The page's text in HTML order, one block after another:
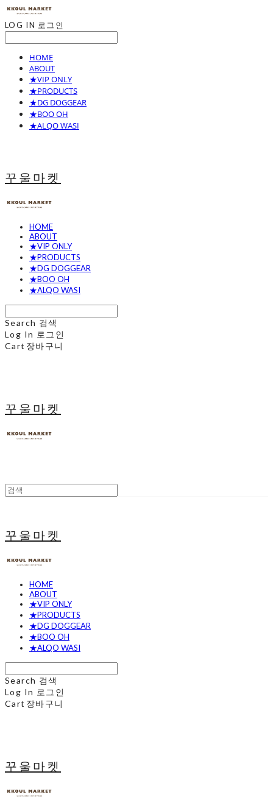
LOG IN 로그인
HOME
ABOUT
★VIP ONLY
★PRODUCTS
★DG DOGGEAR
★BOO OH
★ALQO WASI
꾸울마켓
HOME
ABOUT
★VIP ONLY
★PRODUCTS
★DG DOGGEAR
★BOO OH
★ALQO WASI
Search 검색
Log In 로그인
Cart 장바구니
꾸울마켓
꾸울마켓
HOME
ABOUT
★VIP ONLY
★PRODUCTS
★DG DOGGEAR
★BOO OH
★ALQO WASI
Search 검색
Log In 로그인
Cart 장바구니
꾸울마켓